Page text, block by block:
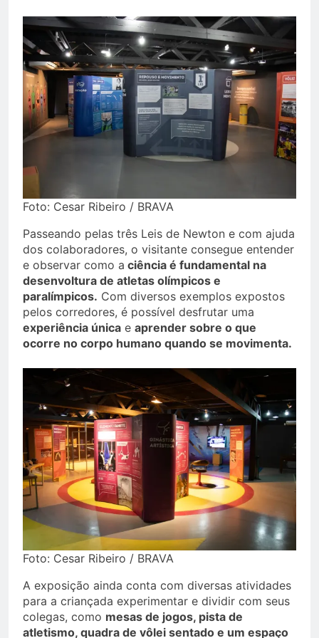
Foto: Cesar Ribeiro / BRAVA
Passeando pelas três Leis de Newton e com ajuda
dos colaboradores, o visitante consegue entender
e observar como a ciência é fundamental na
desenvoltura de atletas olímpicos e
paralímpicos. Com diversos exemplos expostos
pelos corredores, é possível desfrutar uma
experiência única e aprender sobre o que
ocorre no corpo humano quando se movimenta.
Foto: Cesar Ribeiro / BRAVA
A exposição ainda conta com diversas atividades
para a criançada experimentar e dividir com seus
colegas, como mesas de jogos, pista de
atletismo, quadra de vôlei sentado e um espaço